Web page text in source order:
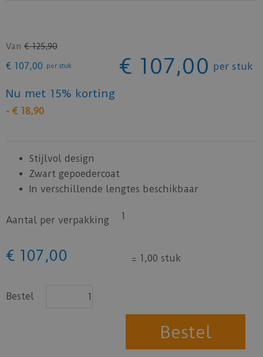
Van € 125,90
€ 107,00 per stuk € 107,00 per stuk
Nu met 15% korting
- € 18,90
Stijlvol design
Zwart gepoedercoat
In verschillende lengtes beschikbaar
Aantal per verpakking 1
€ 107,00 = 1,00 stuk
Bestel